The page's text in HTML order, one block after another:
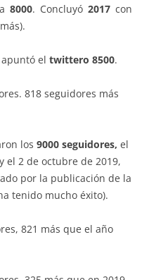
8000. Concluyó 2017con
el twittero 8500.
818 seguidores más
los 9000 seguidores, el
el 2 de octubre de 2019,
por la publicación de la
tenido mucho éxito).
821 más que el año